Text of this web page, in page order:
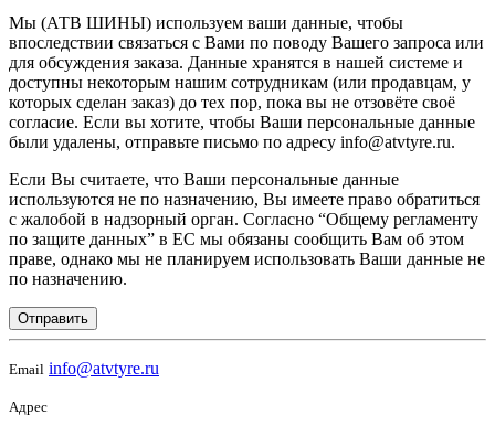
Мы (АТВ ШИНЫ) используем ваши данные, чтобы
впоследствии связаться с Вами по поводу Вашего запроса или
для обсуждения заказа. Данные хранятся в нашей системе и
доступны некоторым нашим сотрудникам (или продавцам, у
которых сделан заказ) до тех пор, пока вы не отзовёте своё
согласие. Если вы хотите, чтобы Ваши персональные данные
были удалены, отправьте письмо по адресу info@atvtyre.ru.
Если Вы считаете, что Ваши персональные данные
используются не по назначению, Вы имеете право обратиться
с жалобой в надзорный орган. Согласно “Общему регламенту
по защите данных” в ЕС мы обязаны сообщить Вам об этом
праве, однако мы не планируем использовать Ваши данные не
по назначению.
Отправить
Email info@atvtyre.ru
Адрес